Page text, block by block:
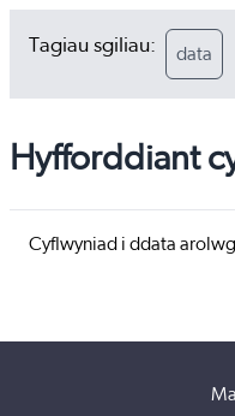
Tagiau sgiliau: data
Hyfforddiant
Cyflwyniad i ddata arolwg